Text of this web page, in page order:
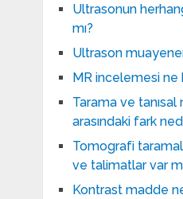
Ultrasonun
mı?
Ultrason
MR incelemesi ne
Tarama ve
arasındaki fark
Tomografi
ve talimatlar var
Kontrast madde